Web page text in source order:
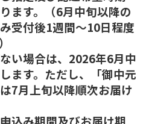
ます。（6月中旬以降の
受付後1週間～10日程度
い場合は、2026年6月中
ます。ただし、「御中元
7月上旬以降順次お届け
込み期間及びお届け期